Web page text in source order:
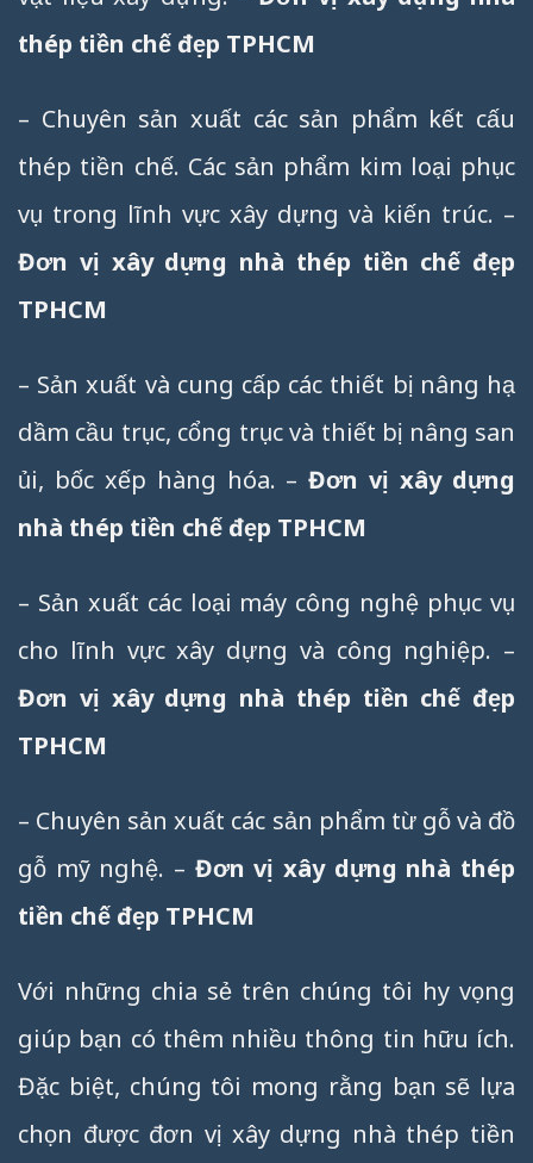
thép tiền chế đẹp TPHCM
– Chuyên sản xuất các sản phẩm kết cấu
thép tiền chế. Các sản phẩm kim loại phục
vụ trong lĩnh vực xây dựng và kiến trúc. –
Đơn vị xây dựng nhà thép tiền chế đẹp
TPHCM
– Sản xuất và cung cấp các thiết bị nâng hạ
dầm cầu trục, cổng trục và thiết bị nâng san
ủi, bốc xếp hàng hóa. –Đơn vị xây dựng
nhà thép tiền chế đẹp TPHCM
– Sản xuất các loại máy công nghệ phục vụ
cho lĩnh vực xây dựng và công nghiệp. –
Đơn vị xây dựng nhà thép tiền chế đẹp
TPHCM
– Chuyên sản xuất các sản phẩm từ gỗ và đồ
gỗ mỹ nghệ. – Đơn vị xây dựng nhà thép
tiền chế đẹp TPHCM
Với những chia sẻ trên chúng tôi hy vọng
giúp bạn có thêm nhiều thông tin hữu ích.
Đặc biệt, chúng tôi mong rằng bạn sẽ lựa
chọn được đơn vị xây dựng nhà thép tiền